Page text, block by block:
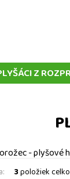
Z
- plyšové
3položiek